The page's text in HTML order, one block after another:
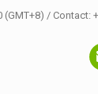
/ Contact: